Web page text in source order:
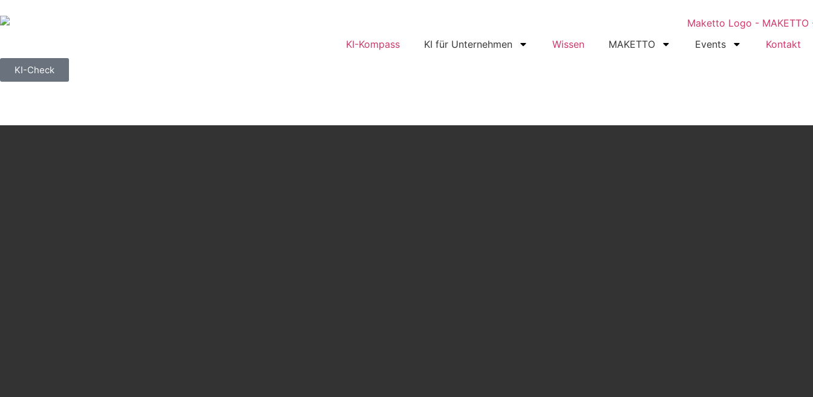
KI-Kompass KI für Unternehmen Wissen MAKETTO Events Kontakt
KI-Check